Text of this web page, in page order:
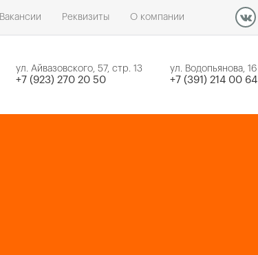
Вакансии Реквизиты О компании
ул. Айвазовского, 57, стр. 13
+7 (923) 270 20 50
ул. Водопьянова, 16
+7 (391) 214 00 64